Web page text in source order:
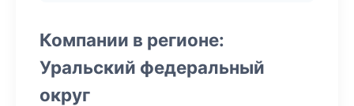
Компании в регионе:
Уральский федеральный
округ